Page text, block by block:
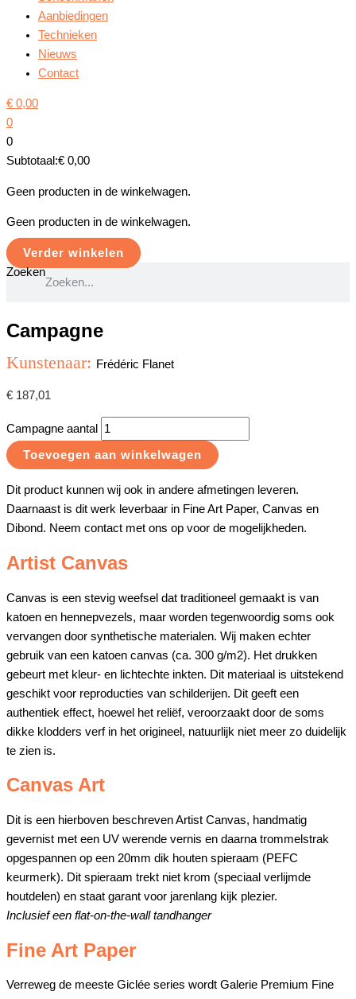
Aanbiedingen
Technieken
Nieuws
Contact
€ 0,00
0
0
Subtotaal:€ 0,00
Geen producten in de winkelwagen.
Geen producten in de winkelwagen.
Verder winkelen
Zoeken
Campagne
Kunstenaar: Frédéric Flanet
€ 187,01
Campagne aantal
Toevoegen aan winkelwagen
Dit product kunnen wij ook in andere afmetingen leveren.
Daarnaast is dit werk leverbaar in Fine Art Paper, Canvas en
Dibond. Neem contact met ons op voor de mogelijkheden.
Artist Canvas
Canvas is een stevig weefsel dat traditioneel gemaakt is van
katoen en hennepvezels, maar worden tegenwoordig soms ook
vervangen door synthetische materialen. Wij maken echter
gebruik van een katoen canvas (ca. 300 g/m2). Het drukken
gebeurt met kleur- en lichtechte inkten. Dit materiaal is uitstekend
geschikt voor reproducties van schilderijen. Dit geeft een
authentiek effect, hoewel het reliëf, veroorzaakt door de soms
dikke klodders verf in het origineel, natuurlijk niet meer zo duidelijk
te zien is.
Canvas Art
Dit is een hierboven beschreven Artist Canvas, handmatig
gevernist met een UV werende vernis en daarna trommelstrak
opgespannen op een 20mm dik houten spieraam (PEFC
keurmerk). Dit spieraam trekt niet krom (speciaal verlijmde
houtdelen) en staat garant voor jarenlang kijk plezier.
Inclusief een flat-on-the-wall tandhanger
Fine Art Paper
Verreweg de meeste Giclée series wordt Galerie Premium Fine